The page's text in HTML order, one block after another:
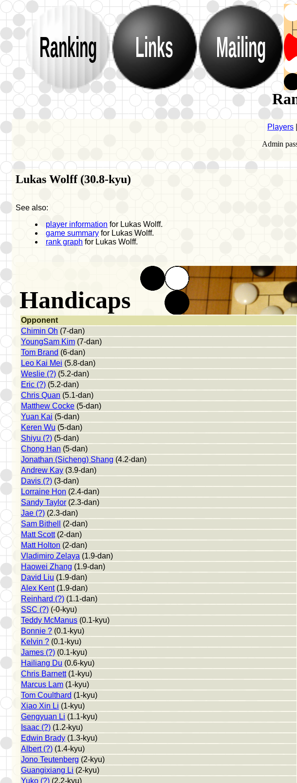
Ranking Links Mailing
Players
Admin
Lukas Wolff (30.8-kyu)
See also:
player information for Lukas Wolff.
game summary for Lukas Wolff.
rank graph for Lukas Wolff.
Handicaps
Opponent
Chimin Oh (7-dan)
YoungSam Kim (7-dan)
Tom Brand (6-dan)
Leo Kai Mei (5.8-dan)
Weslie (?) (5.2-dan)
Eric (?) (5.2-dan)
Chris Quan (5.1-dan)
Matthew Cocke (5-dan)
Yuan Kai (5-dan)
Keren Wu (5-dan)
Shiyu (?) (5-dan)
Chong Han (5-dan)
Jonathan (Sicheng) Shang (4.2-dan)
Andrew Kay (3.9-dan)
Davis (?) (3-dan)
Lorraine Hon (2.4-dan)
Sandy Taylor (2.3-dan)
Jae (?) (2.3-dan)
Sam Bithell
(2-dan)
Matt Scott(2-dan)
Matt Holton (2-dan)
Vladimiro Zelaya (1.9-dan)
Haowei Zhang (1.9-dan)
David Liu (1.9-dan)
Alex Kent(1.9-dan)
Reinhard (?) (1.1-dan)
SSC (?) (-0-kyu)
Teddy McManus (0.1-kyu)
Bonnie ? (0.1-kyu)
Kelvin ? (0.1-kyu)
James (?) (0.1-kyu)
Hailiang Du (0.6-kyu)
Chris Barnett(1-kyu)
Marcus Lam (1-kyu)
Tom Coulthard (1-kyu)
Xiao Xin Li (1-kyu)
Gengyuan Li (1.1-kyu)
Isaac (?) (1.2-kyu)
Edwin Brady (1.3-kyu)
Albert (?) (1.4-kyu)
Jono Teutenberg (2-kyu)
Guangixiang Li (2-kyu)
Yuko (?) (2.2-kyu)